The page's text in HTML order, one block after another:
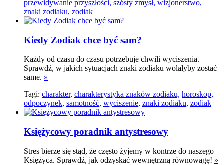
przewidywanie przyszłości, szósty zmysł, wizjonerstwo,
znaki zodiaku, zodiak
Kiedy Zodiak chce być ­­sam?
Każdy od czasu do czasu potrzebuje chwili wyciszenia.
Sprawdź, w jakich sytuacjach znaki zodiaku wolałyby zostać
same. »
Tagi: charakter, charakterystyka znaków zodiaku, horoskop,
odpoczynek, samotność, wyciszenie, znaki zodiaku, zodiak
Księżycowy poradnik antystresowy
Stres bierze się stąd, że często żyjemy w kontrze do naszego
Księżyca. Sprawdź, jak odzyskać wewnętrzną równowagę! »